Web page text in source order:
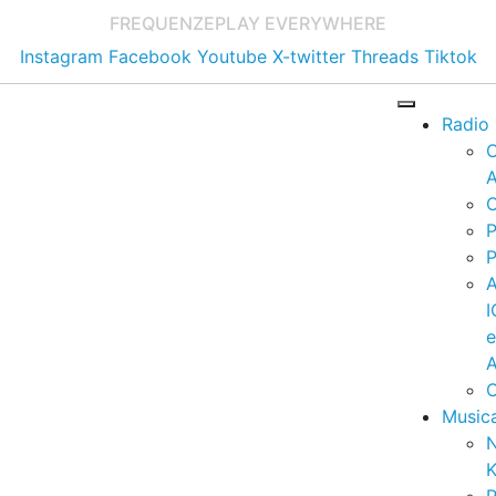
FREQUENZEPLAY EVERYWHERE
Instagram Facebook Youtube X-twitter Threads Tiktok
Radio
e